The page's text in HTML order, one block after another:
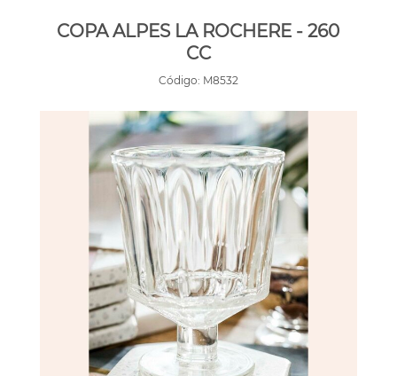
COPA ALPES LA ROCHERE - 260
CC
Código: M8532